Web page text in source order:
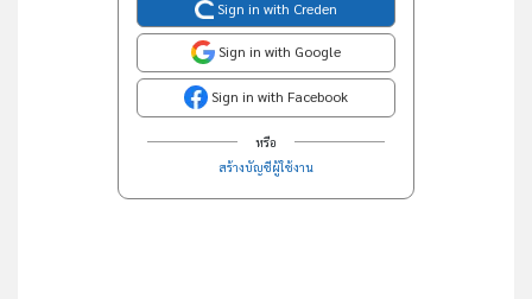
Sign in with Creden
Sign in with Google
Sign in with Facebook
หรือ
สร้างบัญชีผู้ใช้งาน